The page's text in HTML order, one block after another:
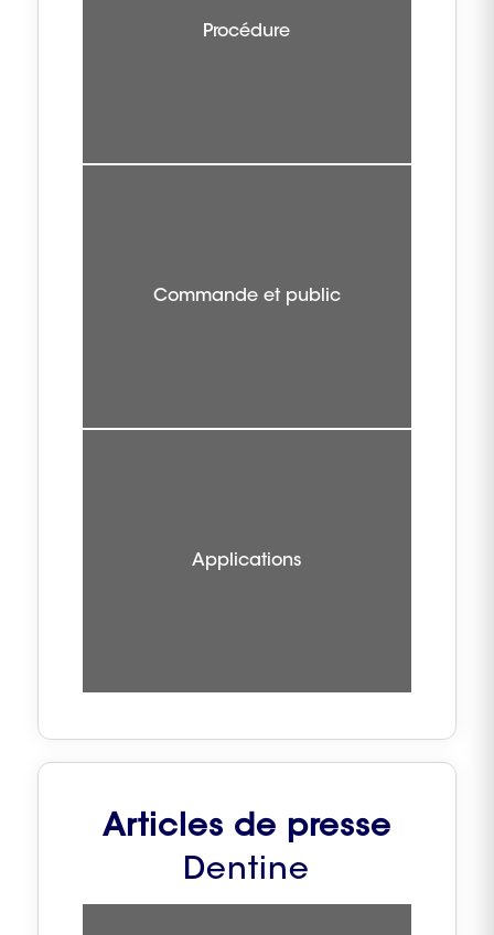
Procédure
Commande et public
Applications
Articles de presse
Dentine